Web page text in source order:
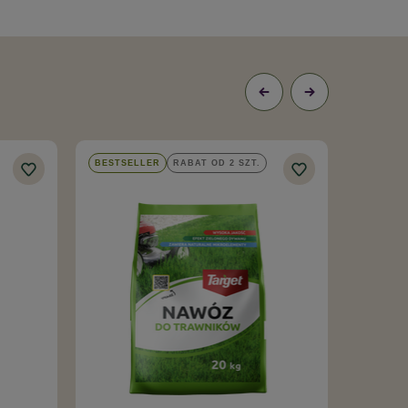
BESTSELLER RABAT OD 2 SZT.